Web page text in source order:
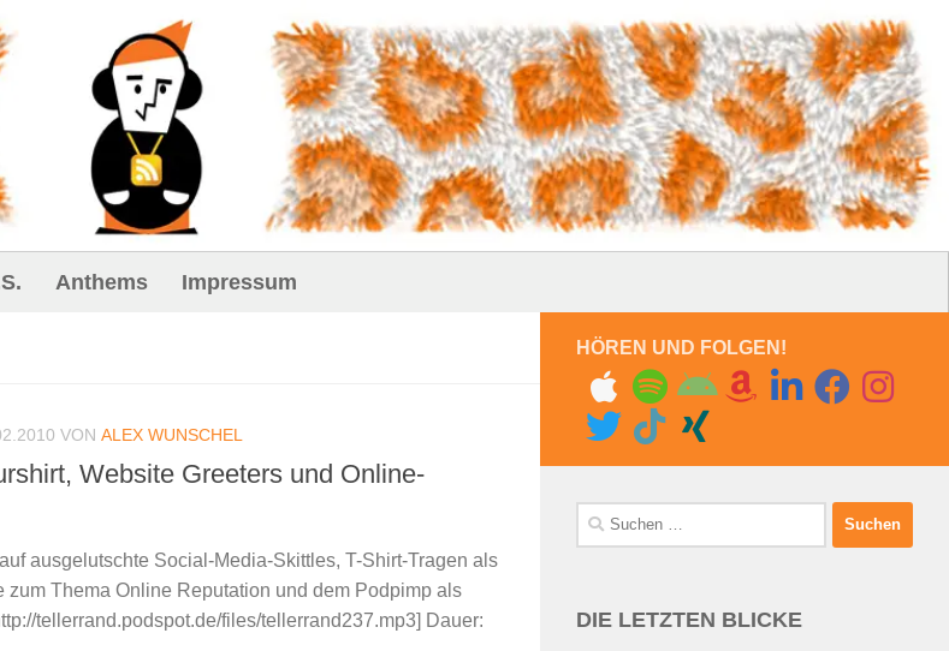
Anthems Impressum
VON ALEX WUNSCHEL
Website Greeters und Online-
ausgelutschte Social-Media-Skittles, T-Shirt-Tragen als
Thema Online Reputation und dem Podpimp als
tellerrand.podspot.de/files/tellerrand237.mp3] Dauer:
HÖREN UND FOLGEN!
Suchen
nach:
DIE LETZTEN BLICKE